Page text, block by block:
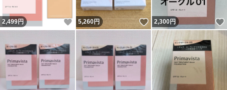
2,499円 いいね！
5,260円 いいね！
2,300円